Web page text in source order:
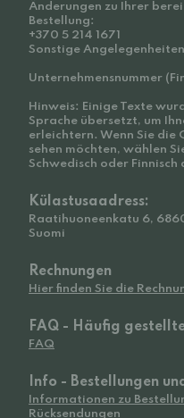
Änderungen zu Ihrer
Bestellung:
+370 5 214 1671
Sonstige
Unternehmensnummer
Hinweis: Einige Texte
Sprache übersetzt, um
erleichtern. Wenn Sie die
sehen möchten, wählen
Schwedisch oder Finnisch
Külastusaadress:
Raatihuoneenkatu 6,
Suomi
Rechnungen
Hier finden Sie die
FAQ - Häufig
FAQ
Info - Bestellungen
Informationen zu
Rücksendungen